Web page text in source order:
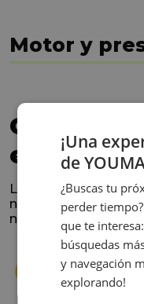
Motor y
Confía en
elegido
La satisfacción y la
nuestra prioridad.
nuestra historia.
¡Una
de
¿Buscas tu
perder
que te
búsquedas
y navegación
explorando!